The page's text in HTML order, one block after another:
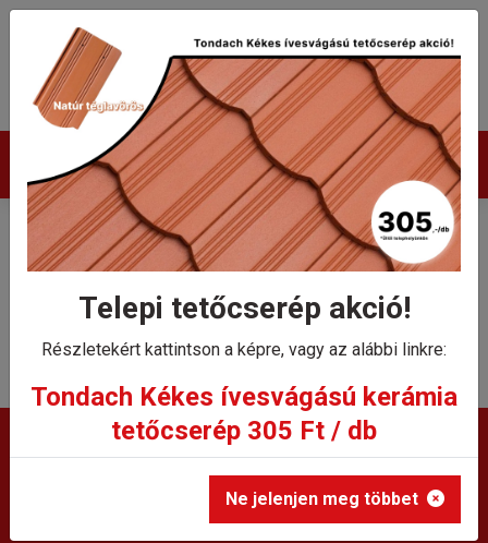
Termékek
Kerámia kiegészítők
Kezdőlap Kerámia kiegészítők
Telepi tetőcserép akció!
Részletekért kattintson a képre, vagy az alábbi linkre:
Tondach Kékes ívesvágású kerámia
tetőcserép 305 Ft / db
Ne jelenjen meg többet